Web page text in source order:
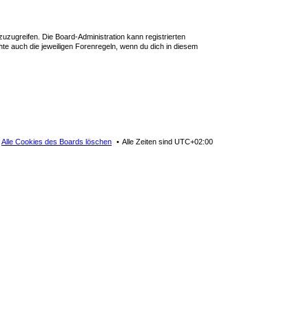
Die Board-Administration kann registrierten
auch die jeweiligen Forenregeln, wenn du dich in diesem
Alle Zeiten sind UTC+02:00
Alle Cookies des Boards löschen